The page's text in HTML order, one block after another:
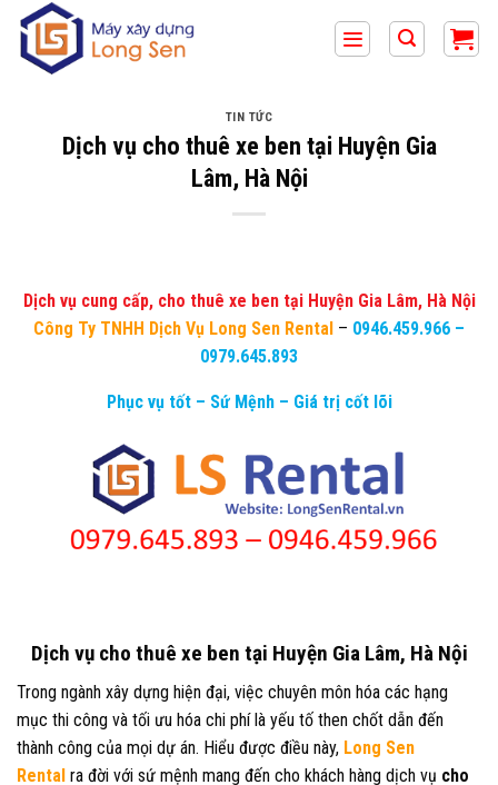
qua
TIN TỨC
Dịch vụ cho thuê xe ben tại Huyện Gia
Lâm, Hà Nội
Dịch vụ cung cấp, cho thuê xe ben tại Huyện Gia Lâm, Hà Nội
Công Ty TNHH Dịch Vụ Long Sen Rental – 0946.459.966 –
0979.645.893
Phục vụ tốt – Sứ Mệnh – Giá trị cốt lõi
Dịch vụ cho thuê xe ben tại Huyện Gia Lâm, Hà Nội
Trong ngành xây dựng hiện đại, việc chuyên môn hóa các hạng
mục thi công và tối ưu hóa chi phí là yếu tố then chốt dẫn đến
thành công của mọi dự án. Hiểu được điều này, Long Sen
Rental ra đời với sứ mệnh mang đến cho khách hàng dịch vụ cho